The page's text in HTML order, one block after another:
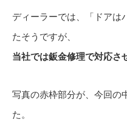
ディーラーでは、「ドアは
たそうですが、
当社では鈑金修理で対応さ
写真の赤枠部分が、今回の
た。